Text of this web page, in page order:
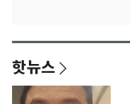
핫뉴스